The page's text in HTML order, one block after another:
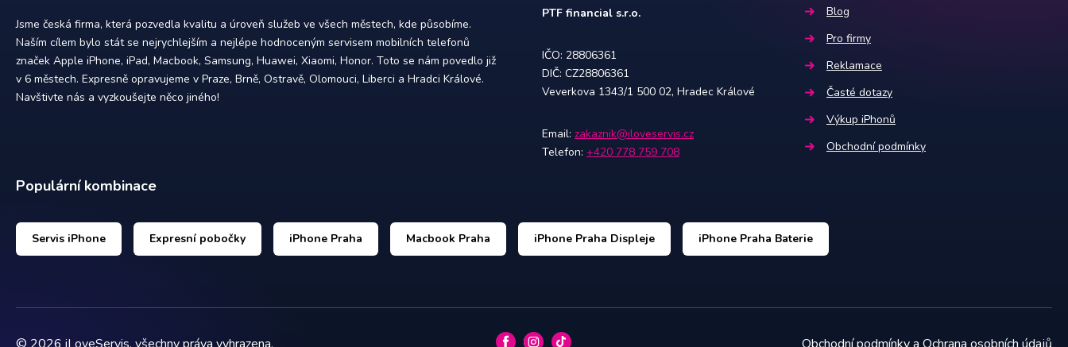
Jsme česká firma, která pozvedla kvalitu a úroveň služeb ve všech městech, kde působíme.
Naším cílem bylo stát se nejrychlejším a nejlépe hodnoceným servisem mobilních telefonů
značek Apple iPhone, iPad, Macbook, Samsung, Huawei, Xiaomi, Honor. Toto se nám povedlo již
v 6 městech. Expresně opravujeme v Praze, Brně, Ostravě, Olomouci, Liberci a Hradci Králové.
Navštivte nás a vyzkoušejte něco jiného!
PTF financial s.r.o.
IČO: 28806361
DIČ: CZ28806361
Veverkova 1343/1 500 02, Hradec Králové
Email: zakaznik@iloveservis.cz
Telefon: +420 778 759 708
Blog
Pro firmy
Reklamace
Časté dotazy
Výkup iPhonů
Obchodní podmínky
Populární kombinace
Servis iPhone Expresní pobočky iPhone Praha Macbook Praha iPhone Praha Displeje iPhone Praha Baterie